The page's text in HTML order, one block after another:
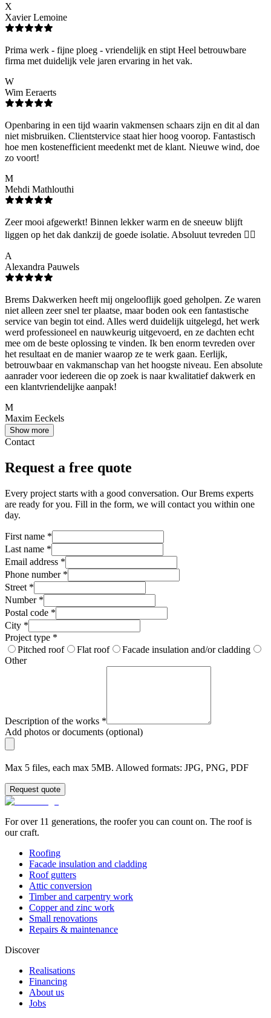
X
Xavier Lemoine
Prima werk - fijne ploeg - vriendelijk en stipt Heel betrouwbare
firma met duidelijk vele jaren ervaring in het vak.
W
Wim Eeraerts
Openbaring in een tijd waarin vakmensen schaars zijn en dit al dan
niet misbruiken. Clientstervice staat hier hoog voorop. Fantastisch
hoe men kostenefficient meedenkt met de klant. Nieuwe wind, doe
zo voort!
M
Mehdi Mathlouthi
Zeer mooi afgewerkt! Binnen lekker warm en de sneeuw blijft
liggen op het dak dankzij de goede isolatie. Absoluut tevreden 👌🏻
A
Alexandra Pauwels
Brems Dakwerken heeft mij ongelooflijk goed geholpen. Ze waren
niet alleen zeer snel ter plaatse, maar boden ook een fantastische
service van begin tot eind. Alles werd duidelijk uitgelegd, het werk
werd professioneel en nauwkeurig uitgevoerd, en ze dachten echt
mee om de beste oplossing te vinden. Ik ben enorm tevreden over
het resultaat en de manier waarop ze te werk gaan. Eerlijk,
betrouwbaar en vakmanschap van het hoogste niveau. Een absolute
aanrader voor iedereen die op zoek is naar kwalitatief dakwerk en
een klantvriendelijke aanpak!
M
Maxim Eeckels
Show more
Contact
Request a free quote
Every project starts with a good conversation. Our Brems experts
are ready for you. Fill in the form, we will contact you within one
day.
First name *
Last name *
Email address *
Phone number *
Street *
Number *
Postal code *
City *
Project type *
Pitched roof
Flat roof
Facade insulation and/or cladding
Other
Description of the works *
Add photos or documents (optional)
Max 5 files, each max 5MB. Allowed formats: JPG, PNG, PDF
Request quote
For over 11 generations, the roofer you can count on. The roof is
our craft.
Roofing
Facade insulation and cladding
Roof gutters
Attic conversion
Timber and carpentry work
Copper and zinc work
Small renovations
Repairs & maintenance
Discover
Realisations
Financing
About us
Jobs